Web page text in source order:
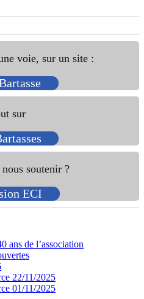
voie, sur un site :
sur
soutenir ?
ECI
ans de l’association
22/11/2025
01/11/2025